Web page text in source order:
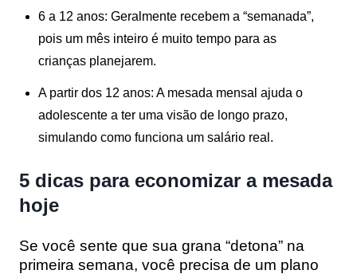
6 a 12 anos: Geralmente recebem a “semanada”,
pois um mês inteiro é muito tempo para as
crianças planejarem.
A partir dos 12 anos: A mesada mensal ajuda o
adolescente a ter uma visão de longo prazo,
simulando como funciona um salário real.
5 dicas para economizar a mesada
hoje
Se você sente que sua grana “detona” na
primeira semana, você precisa de um plano